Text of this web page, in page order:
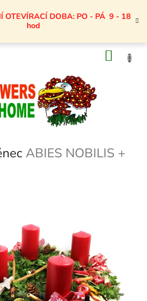
OTEVÍRACÍ DOBA: PO - PÁ 9 - 18
hod
ABIES NOBILIS +